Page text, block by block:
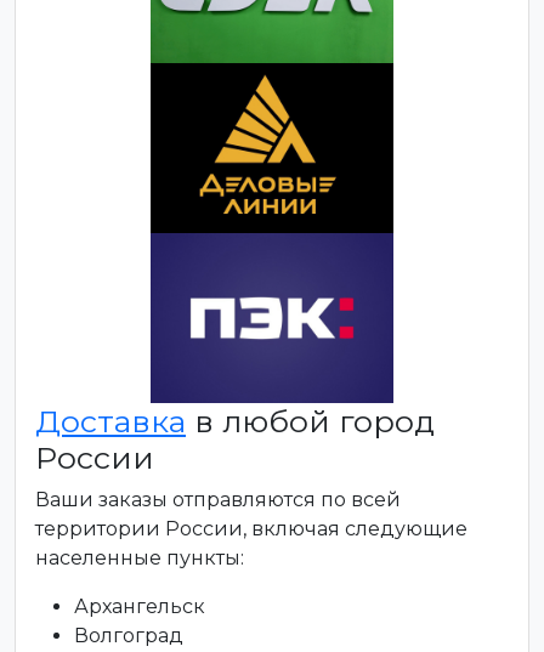
Доставка в любой город
России
Ваши заказы отправляются по всей
территории России, включая следующие
населенные пункты:
Архангельск
Волгоград